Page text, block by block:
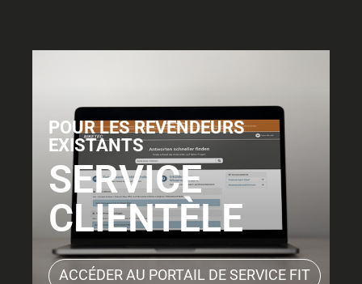
POUR LES REVENDEURS
EXISTANTS
SERVICE
CLIENTÈLE
ACCÉDER AU PORTAIL DE SERVICE FIT